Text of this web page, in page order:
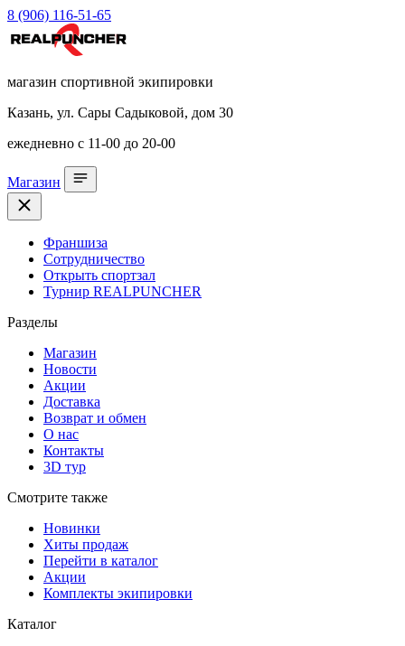
8 (906) 116-51-65
магазин спортивной экипировки
Казань, ул. Сары Садыковой, дом 30
ежедневно с 11-00 до 20-00
Магазин
Франшиза
Сотрудничество
Открыть спортзал
Турнир REALPUNCHER
Разделы
Магазин
Новости
Акции
Доставка
Возврат и обмен
О нас
Контакты
3D тур
Смотрите также
Новинки
Хиты продаж
Перейти в каталог
Акции
Комплекты экипировки
Каталог